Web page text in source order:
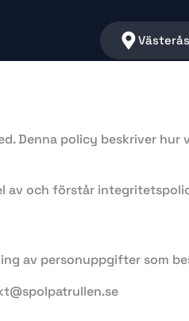
Västerås
Denna policy beskriver hur
av och förstår
av personuppgifter som